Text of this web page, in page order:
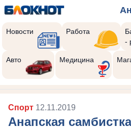
Новости Работа
-
Авто Медицина
Спорт 12.11.2019
Анапская